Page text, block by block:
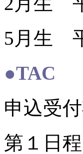
5月生
●TAC (
申込受
第１日